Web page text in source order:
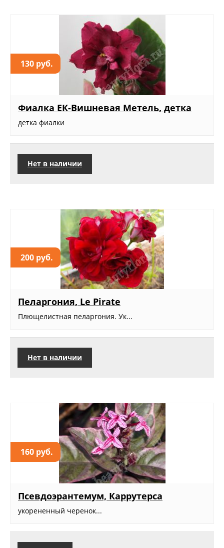
130 руб.
Фиалка ЕК-Вишневая Метель, детка
детка фиалки
Нет в наличии
200 руб.
Пеларгония, Le Pirate
Плющелистная пеларгония. Ук...
Нет в наличии
160 руб.
Псевдоэрантемум, Каррутерса
укорененный черенок...